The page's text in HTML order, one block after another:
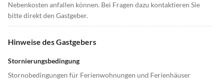
Nebenkosten anfallen können. Bei Fragen dazu kontaktieren Sie
bitte direkt den Gastgeber.
Hinweise des Gastgebers
Stornierungsbedingung
Stornobedingungen für Ferienwohnungen und Ferienhäuser